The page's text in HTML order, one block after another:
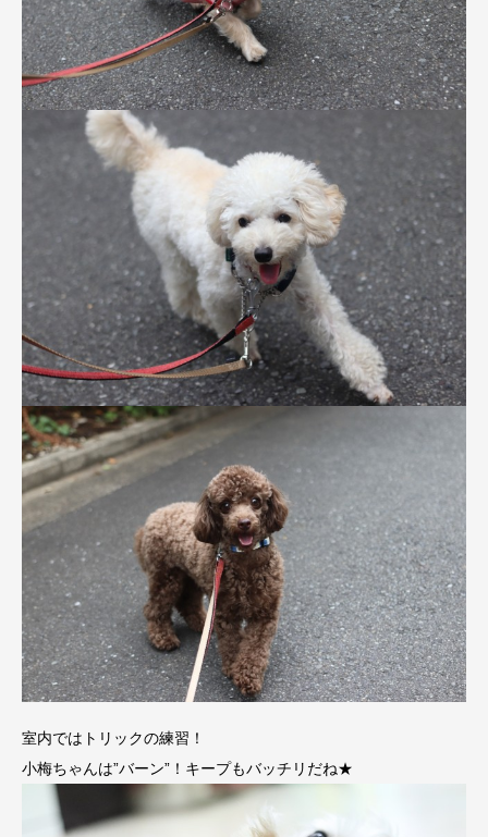
室内ではトリックの練習！
小梅ちゃんは”バーン”！キープもバッチリだね★